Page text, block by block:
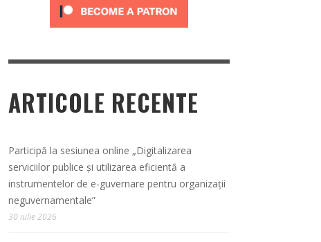
ARTICOLE RECENTE
Participă la sesiunea online „Digitalizarea
serviciilor publice și utilizarea eficientă a
instrumentelor de e-guvernare pentru organizații
neguvernamentale”
30 iulie 2026